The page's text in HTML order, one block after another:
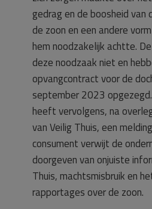
gedrag en de boosheid van
de zoon en een andere
hem noodzakelijk achtte.
deze noodzaak niet en
opvangcontract voor de
september 2023
heeft vervolgens, na
van Veilig Thuis, een
consument verwijt de
doorgeven van onjuiste
Thuis, machtsmisbruik en
rapportages over de zoon.